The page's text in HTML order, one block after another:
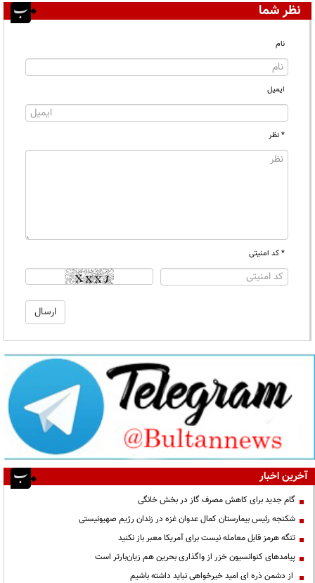
نظر شما
نام
ایمیل
* نظر
* کد امنیتی
آخرین اخبار
گام جدید برای کاهش مصرف گاز در بخش خانگی
شکنجه رئیس بیمارستان کمال عدوان غزه در زندان رژیم صهیونیستی
تنگه هرمز قابل معامله نیست برای آمریکا معبر باز نکنید
پیامدهای کنوانسیون خزر از واگذاری بحرین هم زیان‌بارتر است
از دشمن ذره ای امید خیرخواهی نباید داشته باشیم